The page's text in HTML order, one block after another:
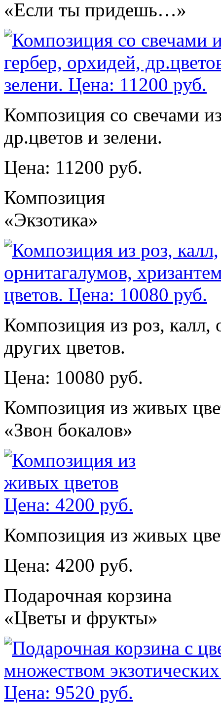
«Если ты придешь…»
Композиция со свечами
др.цветов и зелени.
Цена: 11200 руб.
Композиция
«Экзотика»
Композиция из роз, калл,
других цветов.
Цена: 10080 руб.
Композиция из живых
«Звон бокалов»
Композиция из живых
Цена: 4200 руб.
Подарочная корзина
«Цветы и фрукты»